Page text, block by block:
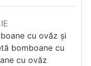
cu ovăz și
bomboane cu
cu ovăz